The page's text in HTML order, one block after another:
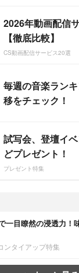
2026年動画配信
【徹底比較】
CS動画配信サービス20選
毎週の音楽ラン
移をチェック！
試写会、登壇イ
どプレゼント！
プレゼント特集
一目瞭然の浸透力！
ンタイアップ特集